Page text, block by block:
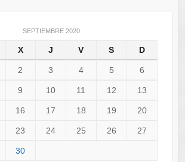
SEPTIEMBRE 2020
X J V S D
2 3 4 5 6
9 10 11 12 13
16 17 18 19 20
23 24 25 26 27
30